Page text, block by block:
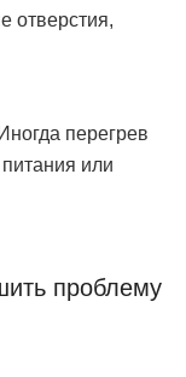
отверстия,
Иногда перегрев
или
проблему